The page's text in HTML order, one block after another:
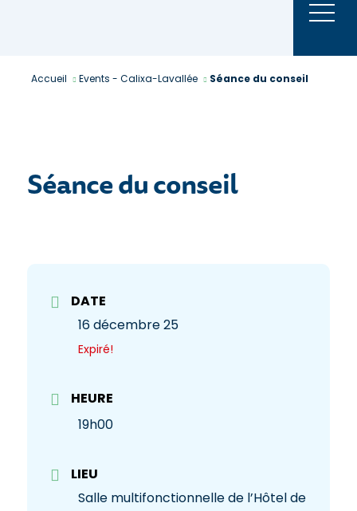
Accueil Events - Calixa-Lavallée Séance du conseil
Séance du conseil
DATE
16 décembre 25
Expiré!
HEURE
19h00
LIEU
Salle multifonctionnelle de l’Hôtel de